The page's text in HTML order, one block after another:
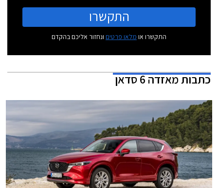
התקשרו
התקשרו או מלאו פרטים ונחזור אליכם בהקדם
כתבותמאזדה 6 סדאן